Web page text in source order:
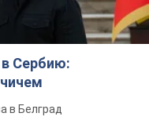
Сербию:
в Белград